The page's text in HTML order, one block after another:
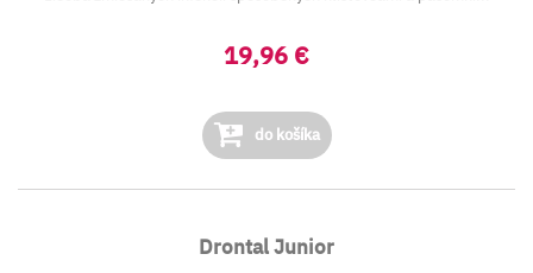
19,96 €
do košíka
Drontal Junior